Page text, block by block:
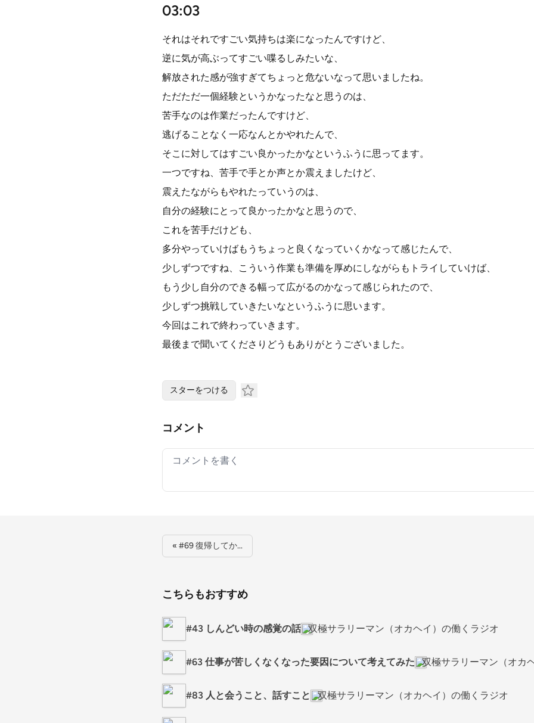
03:03
それはそれですごい気持ちは楽になったんですけど、
逆に気が高ぶってすごい喋るしみたいな、
解放された感が強すぎてちょっと危ないなって思いましたね。
ただただ一個経験というかなったなと思うのは、
苦手なのは作業だったんですけど、
逃げることなく一応なんとかやれたんで、
そこに対してはすごい良かったかなというふうに思ってます。
一つですね、苦手で手とか声とか震えましたけど、
震えたながらもやれたっていうのは、
自分の経験にとって良かったかなと思うので、
これを苦手だけども、
多分やっていけばもうちょっと良くなっていくかなって感じたんで、
少しずつですね、こういう作業も準備を厚めにしながらもトライしていけば、
もう少し自分のできる幅って広がるのかなって感じられたので、
少しずつ挑戦していきたいなというふうに思います。
今回はこれで終わっていきます。
最後まで聞いてくださりどうもありがとうございました。
スターをつける
コメント
Your comment
« #69 復帰してか…
こちらもおすすめ
#43 しんどい時の感覚の話 双極サラリーマン（オカヘイ）の働くラジオ
#63 仕事が苦しくなくなった要因について考えてみた 双極サラリーマン（オカ
#83 人と会うこと、話すこと 双極サラリーマン（オカヘイ）の働くラジオ